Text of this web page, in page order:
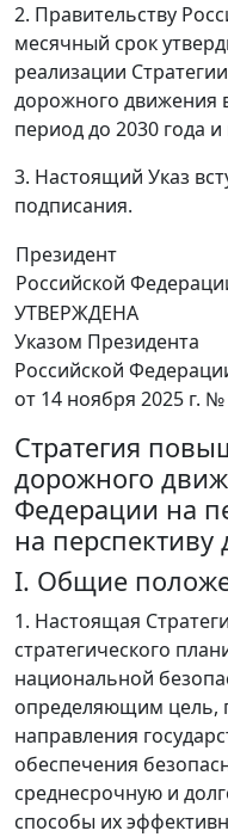
2. Правительству
месячный срок
реализации
дорожного движения
период до 2030 года
3. Настоящий Указ
подписания.
Президент
Российской
УТВЕРЖДЕНА
Указом Президента
Российской
от 14 ноября 2025 г. №
Стратегия
дорожного
Федерации на
на перспективу
I. Общие
1. Настоящая
стратегического
национальной
определяющим цель,
направления
обеспечения
среднесрочную и
способы их